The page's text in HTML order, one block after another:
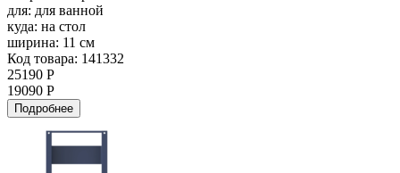
для: для ванной
куда: на стол
ширина: 11 см
Код товара: 141332
25190 Р
19090 Р
Подробнее